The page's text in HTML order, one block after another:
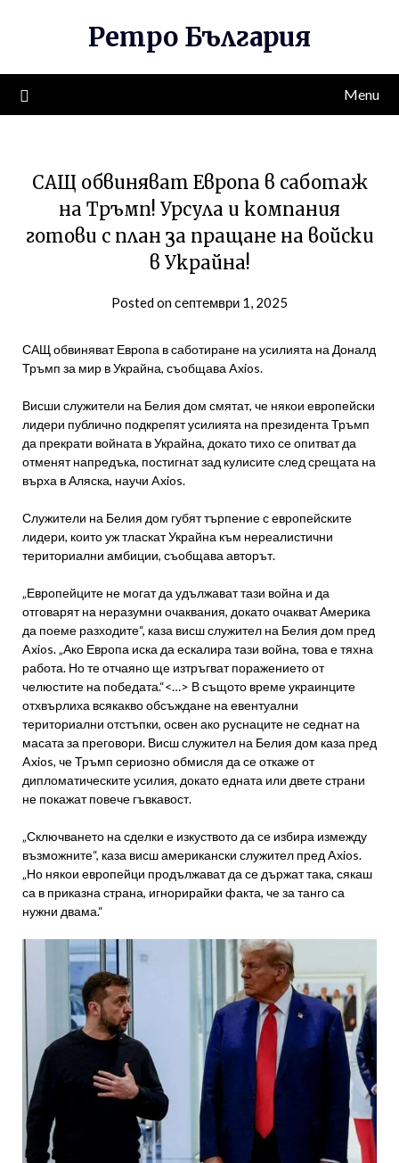
Ретро България
Menu
САЩ обвиняват Европа в саботаж
на Тръмп! Урсула и компания
готови с план за пращане на войски
в Украйна!
Posted on септември 1, 2025
САЩ обвиняват Европа в саботиране на усилията на Доналд
Тръмп за мир в Украйна, съобщава Axios.
Висши служители на Белия дом смятат, че някои европейски
лидери публично подкрепят усилията на президента Тръмп
да прекрати войната в Украйна, докато тихо се опитват да
отменят напредъка, постигнат зад кулисите след срещата на
върха в Аляска, научи Axios.
Служители на Белия дом губят търпение с европейските
лидери, които уж тласкат Украйна към нереалистични
териториални амбиции, съобщава авторът.
„Европейците не могат да удължават тази война и да
отговарят на неразумни очаквания, докато очакват Америка
да поеме разходите“, каза висш служител на Белия дом пред
Axios. „Ако Европа иска да ескалира тази война, това е тяхна
работа. Но те отчаяно ще изтръгват поражението от
челюстите на победата.“<…> В същото време украинците
отхвърлиха всякакво обсъждане на евентуални
териториални отстъпки, освен ако руснаците не седнат на
масата за преговори. Висш служител на Белия дом каза пред
Axios, че Тръмп сериозно обмисля да се откаже от
дипломатическите усилия, докато едната или двете страни
не покажат повече гъвкавост.
„Сключването на сделки е изкуството да се избира измежду
възможните“, каза висш американски служител пред Axios.
„Но някои европейци продължават да се държат така, сякаш
са в приказна страна, игнорирайки факта, че за танго са
нужни двама.“